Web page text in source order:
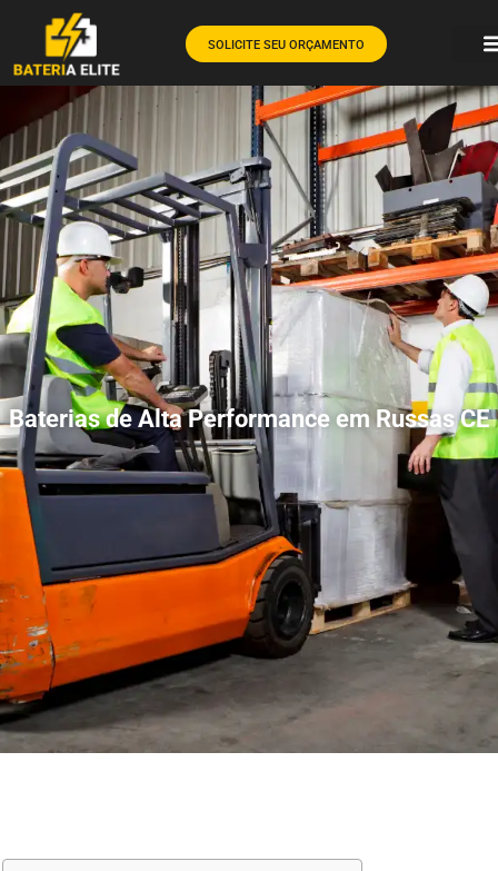
SOLICITE SEU ORÇAMENTO
Baterias de Alta Performance em Russas CE